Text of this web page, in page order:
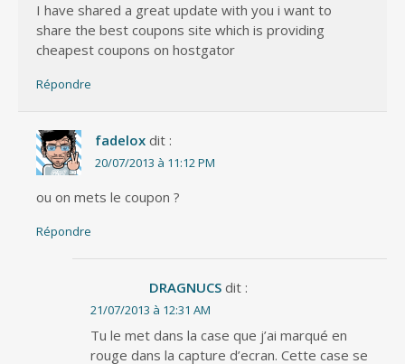
I have shared a great update with you i want to
share the best coupons site which is providing
cheapest coupons on hostgator
Répondre
fadelox dit :
20/07/2013 à 11:12 PM
ou on mets le coupon ?
Répondre
DRAGNUCS dit :
21/07/2013 à 12:31 AM
Tu le met dans la case que j’ai marqué en
rouge dans la capture d’ecran. Cette case se